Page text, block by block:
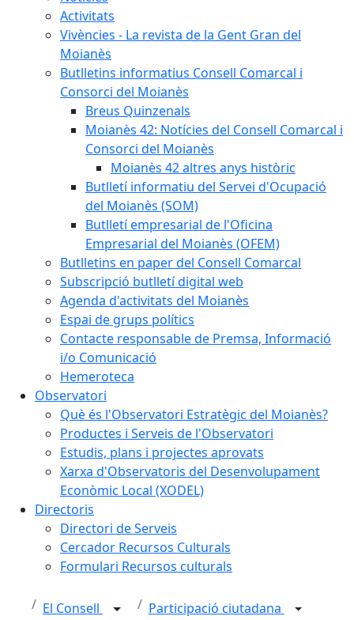
Activitats
Vivències - La revista de la Gent Gran del
Moianès
Butlletins informatius Consell Comarcal i
Consorci del Moianès
Breus Quinzenals
Moianès 42: Notícies del Consell Comarcal i
Consorci del Moianès
Moianès 42 altres anys històric
Butlletí informatiu del Servei d'Ocupació
del Moianès (SOM)
Butlletí empresarial de l'Oficina
Empresarial del Moianès (OFEM)
Butlletins en paper del Consell Comarcal
Subscripció butlletí digital web
Agenda d'activitats del Moianès
Espai de grups polítics
Contacte responsable de Premsa, Informació
i/o Comunicació
Hemeroteca
Observatori
Què és l'Observatori Estratègic del Moianès?
Productes i Serveis de l'Observatori
Estudis, plans i projectes aprovats
Xarxa d'Observatoris del Desenvolupament
Econòmic Local (XODEL)
Directoris
Directori de Serveis
Cercador Recursos Culturals
Formulari Recursos culturals
El Consell Participació ciutadana